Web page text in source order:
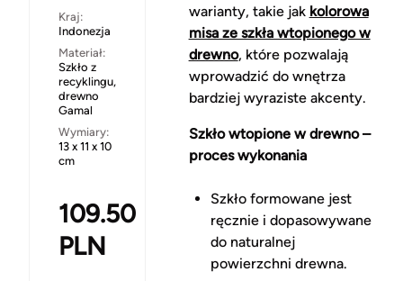
Kraj:
Indonezja
Materiał:
Szkło z
recyklingu,
drewno
Gamal
Wymiary:
13 x 11 x 10
cm
109.50
PLN
warianty, takie jak kolorowa
misa ze szkła wtopionego w
drewno, które pozwalają
wprowadzić do wnętrza
bardziej wyraziste akcenty.
Szkło wtopione w drewno –
proces wykonania
Szkło formowane jest
ręcznie i dopasowywane
do naturalnej
powierzchni drewna.